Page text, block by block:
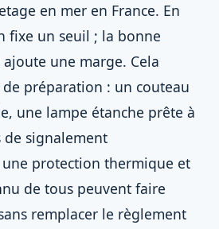
en mer en France. En
fixe un seuil ; la bonne
une marge. Cela
préparation : un couteau
une lampe étanche prête à
de signalement
protection thermique et
de tous peuvent faire
remplacer le règlement